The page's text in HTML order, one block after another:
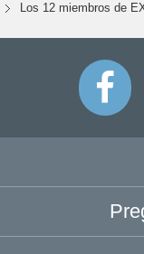
Los 12 miembros de